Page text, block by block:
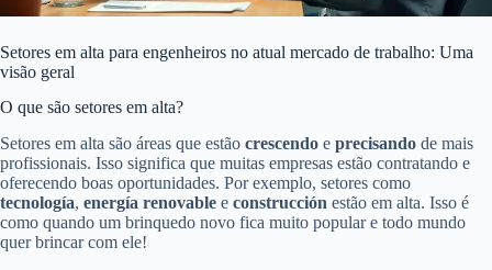
Setores em alta para engenheiros no atual mercado de trabalho: Uma
visão geral
O que são setores em alta?
Setores em alta são áreas que estão crescendo e precisando de mais
profissionais. Isso significa que muitas empresas estão contratando e
oferecendo boas oportunidades. Por exemplo, setores como
tecnología, energía renovable e construcción estão em alta. Isso é
como quando um brinquedo novo fica muito popular e todo mundo
quer brincar com ele!